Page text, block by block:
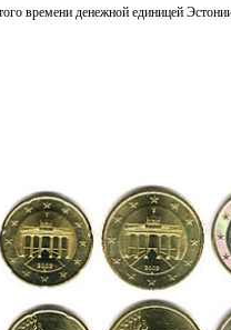
времени денежной единицей